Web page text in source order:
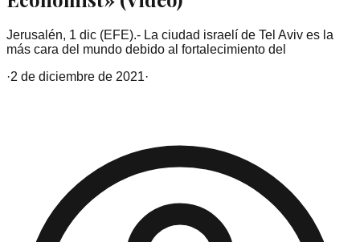
Jerusalén, 1 dic (EFE).- La ciudad israelí de Tel Aviv es la
más cara del mundo debido al fortalecimiento del
·2 de diciembre de 2021·